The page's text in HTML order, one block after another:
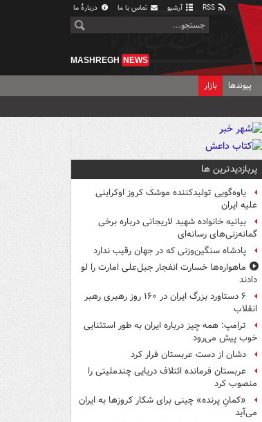
آرشیو تماس با ما دربارهٔ ما
MASHREGH NEWS
پیوندها بازار
پربازدیدترین ها
یاوه‌گویی تولیدکننده موشک کروز اوکراینی
علیه ایران
بیانیه خانواده شهید لاریجانی درباره برخی
گمانه‌زنی‌های رسانه‌ای
پادشاه سنگین‌وزنی که در جهان رقیب ندارد
ماهواره‌ها خسارت انفجار جبل‌علی امارت را لو
دادند
۶ دستاورد بزرگ ایران در ۱۶۰ روز رهبری رهبر
انقلاب
ترامپ: همه چیز درباره ایران به طور استثنایی
خوب پیش می‌رود
دشان از دست عربستان فرار کرد
عربستان فرمانده ائتلاف دریایی چندملیتی را
منصوب کرد
«کمانِ پرنده» چینی برای شکار کروزها به ایران
می‌آید